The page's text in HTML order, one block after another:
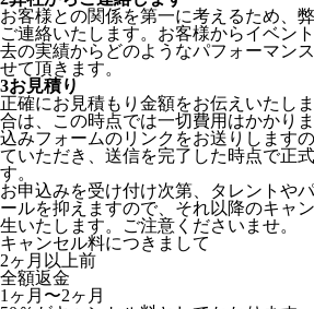
お客様との関係を第一に考えるため、
ご連絡いたします。お客様からイベン
去の実績からどのようなパフォーマン
せて頂きます。
3お見積り
正確にお見積もり金額をお伝えいたし
合は、この時点では一切費用はかかり
込みフォームのリンクをお送りします
ていただき、送信を完了した時点で正
す。
お申込みを受け付け次第、タレントや
ールを抑えますので、それ以降のキャ
生いたします。ご注意くださいませ。
キャンセル料につきまして
2ヶ月以上前
全額返金
1ヶ月〜2ヶ月